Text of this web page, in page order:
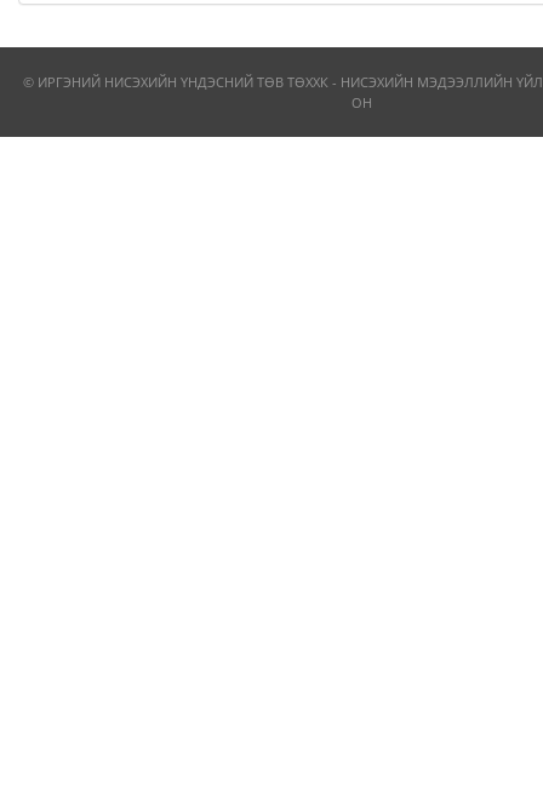
© ИРГЭНИЙ НИСЭХИЙН ҮНДЭСНИЙ ТӨВ ТӨХХК - НИСЭХИЙН МЭДЭЭЛЛИЙН
ОН